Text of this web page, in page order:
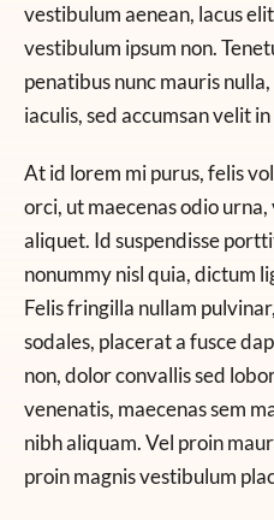
vestibulum aenean, lacus
vestibulum ipsum non.
penatibus nunc mauris
iaculis, sed accumsan velit in
At id lorem mi purus, felis
orci, ut maecenas odio
aliquet. Id suspendisse
nonummy nisl quia, dictum
Felis fringilla nullam
sodales, placerat a fusce
non, dolor convallis sed
venenatis, maecenas sem
nibh aliquam. Vel proin
proin magnis vestibulum